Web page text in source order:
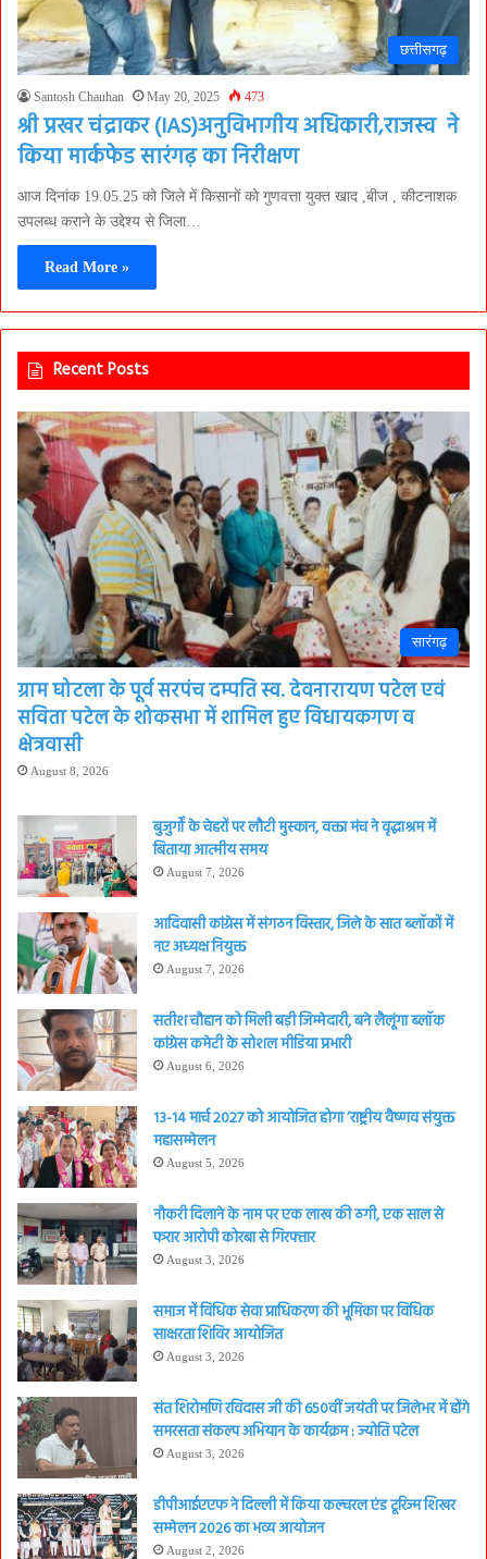
छत्तीसगढ़
Santosh Chauhan May 20, 2025 473
श्री प्रखर चंद्राकर (IAS)अनुविभागीय अधिकारी,राजस्व ने
किया मार्कफेड सारंगढ़ का निरीक्षण
आज दिनांक 19.05.25 को जिले में किसानों को गुणवत्ता युक्त खाद ,बीज , कीटनाशक
उपलब्ध कराने के उद्देश्य से जिला…
Read More »
Recent Posts
सारंगढ़
ग्राम घोटला के पूर्व सरपंच दम्पति स्व. देवनारायण पटेल एवं
सविता पटेल के शोकसभा में शामिल हुए विधायकगण व
क्षेत्रवासी
August 8, 2026
बुजुर्गों के चेहरों पर लौटी मुस्कान, वक्ता मंच ने वृद्धाश्रम में
बिताया आत्मीय समय
August 7, 2026
आदिवासी कांग्रेस में संगठन विस्तार, जिले के सात ब्लॉकों में
नए अध्यक्ष नियुक्त
August 7, 2026
सतीश चौहान को मिली बड़ी जिम्मेदारी, बने लैलूंगा ब्लॉक
कांग्रेस कमेटी के सोशल मीडिया प्रभारी
August 6, 2026
13-14 मार्च 2027 को आयोजित होगा ‘राष्ट्रीय वैष्णव संयुक्त
महासम्मेलन
August 5, 2026
नौकरी दिलाने के नाम पर एक लाख की ठगी, एक साल से
फरार आरोपी कोरबा से गिरफ्तार
August 3, 2026
समाज में विधिक सेवा प्राधिकरण की भूमिका पर विधिक
साक्षरता शिविर आयोजित
August 3, 2026
संत शिरोमणि रविदास जी की 650वीं जयंती पर जिलेभर में होंगे
समरसता संकल्प अभियान के कार्यक्रम : ज्योति पटेल
August 3, 2026
डीपीआईएएफ ने दिल्ली में किया कल्चरल एंड टूरिज्म शिखर
सम्मेलन 2026 का भव्य आयोजन
August 2, 2026